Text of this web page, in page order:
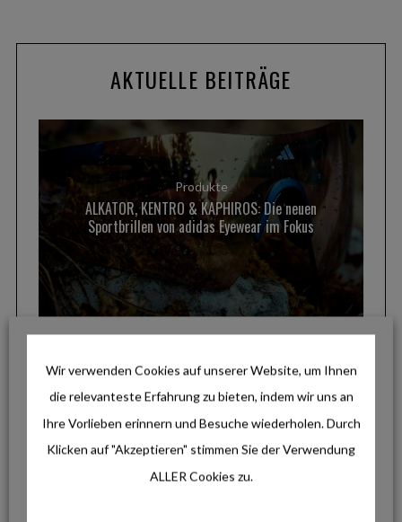
AKTUELLE BEITRÄGE
Produkte
ALKATOR, KENTRO & KAPHIROS: Die neuen
Sportbrillen von adidas Eyewear im Fokus
Lifestyle
Hochwertige Merinowolle für den
Alltag: Die neuen Darn Tough Lifestyle-
Socken
Wir verwenden Cookies auf unserer Website, um Ihnen
die relevanteste Erfahrung zu bieten, indem wir uns an
Ihre Vorlieben erinnern und Besuche wiederholen. Durch
Klicken auf "Akzeptieren" stimmen Sie der Verwendung
ALLER Cookies zu.